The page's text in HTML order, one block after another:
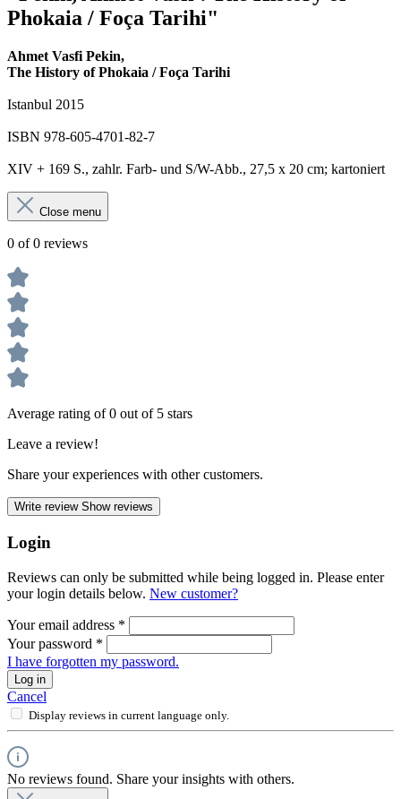
Phokaia / Foça Tarihi"
Ahmet Vasfi Pekin,
The History of Phokaia / Foça Tarihi
Istanbul 2015
ISBN 978-605-4701-82-7
XIV + 169 S., zahlr. Farb- und S/W-Abb., 27,5 x 20 cm; kartoniert
Close menu
0 of 0 reviews
Average rating of 0 out of 5 stars
Leave a review!
Share your experiences with other customers.
Write review Show reviews
Login
Reviews can only be submitted while being logged in. Please enter
your login details below. New customer?
Your email address *
Your password *
I have forgotten my password.
Log in
Cancel
Display reviews in current language only.
No reviews found. Share your insights with others.